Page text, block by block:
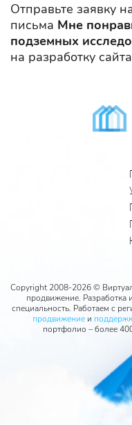
Отправьте заявку
письма Мне
подземных
на разработку
Copyright 2008-2026 ©
продвижение. Разработка
специальность. Работаем с
продвижениеи
портфолио – более